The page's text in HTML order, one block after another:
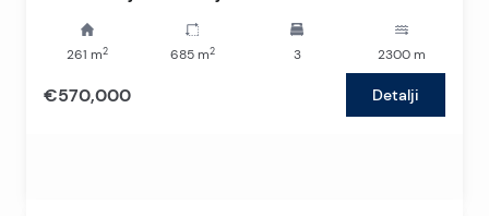
261 m2 685m2 3 2300 m
€570,000 Detalji